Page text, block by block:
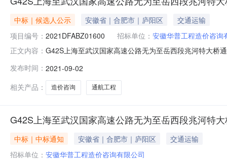
中标｜候选人公示 安徽省｜合肥市｜庐阳区
交通运输
项目编号： 2021DFABZ01600 招标单位： 安徽华普工程造价咨询
正文内容： G42S上海至武汉国家高速公路无为至岳西段兆河特大桥
的评标工作已于2021年8月31日完成，现将评标结果公
咨询有限
发布时间： 2021-09-02
相关产品：
造价咨询 通航工程
G42S上海至武汉国家高速公路无为至岳西段兆河特
中标｜中标通知 安徽省｜合肥市｜庐阳区
交通运输
招标单位： 安徽华普工程造价咨询有限公司